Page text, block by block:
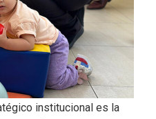
institucional es la